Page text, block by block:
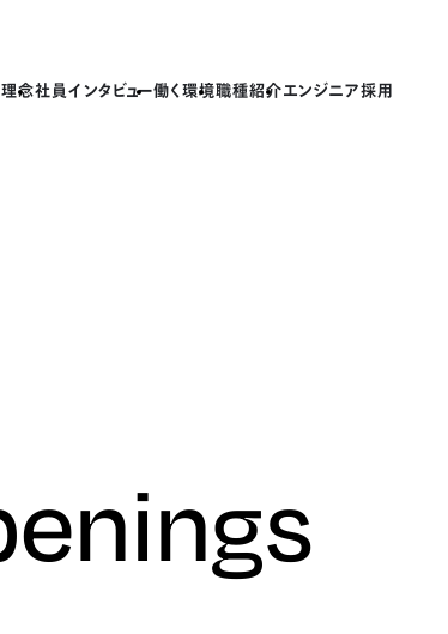
理念社員インタビュー働く環境職種紹介エンジニア採用